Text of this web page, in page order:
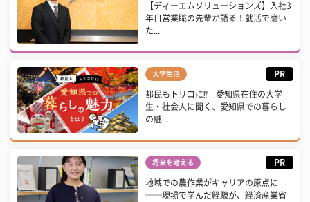
【ディーエムソリューションズ】入社3
年目営業職の先輩が語る！就活で磨い
た...
大学生活 PR
都民もトリコに⁉ 愛知県在住の大学
生・社会人に聞く、愛知県での暮らし
の魅...
将来を考える PR
地域での農作業がキャリアの原点に
──現場で学んだ経験が、経済産業省